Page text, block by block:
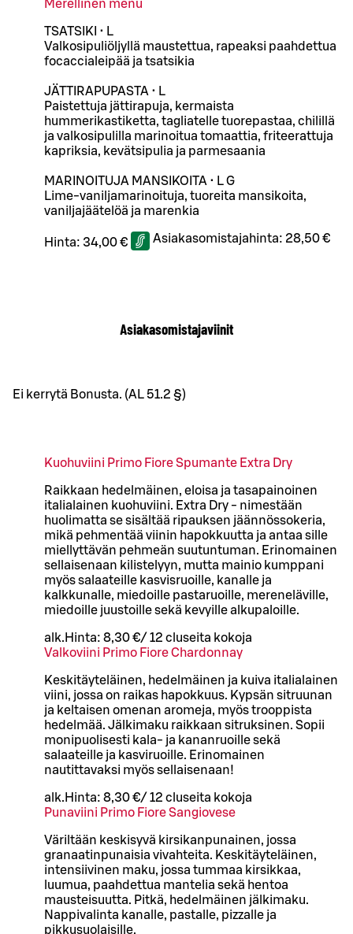
Merellinen menu
TSATSIKI • L
Valkosipuliöljyllä maustettua, rapeaksi paahdettua
focaccialeipää ja tsatsikia
JÄTTIRAPUPASTA • L
Paistettuja jättirapuja, kermaista
hummerikastiketta, tagliatelle tuorepastaa, chilillä
ja valkosipulilla marinoitua tomaattia, friteerattuja
kapriksia, kevätsipulia ja parmesaania
MARINOITUJA MANSIKOITA • L G
Lime-vaniljamarinoituja, tuoreita mansikoita,
vaniljajäätelöä ja marenkia
Hinta: 34,00 € Asiakasomistajahinta: 28,50 €
Asiakasomistajaviinit
Ei kerrytä Bonusta. (AL 51.2 §)
Kuohuviini Primo Fiore Spumante Extra Dry
Raikkaan hedelmäinen, eloisa ja tasapainoinen
italialainen kuohuviini. Extra Dry - nimestään
huolimatta se sisältää ripauksen jäännössokeria,
mikä pehmentää viinin hapokkuutta ja antaa sille
miellyttävän pehmeän suutuntuman. Erinomainen
sellaisenaan kilistelyyn, mutta mainio kumppani
myös salaateille kasvisruoille, kanalle ja
kalkkunalle, miedoille pastaruoille, mereneläville,
miedoille juustoille sekä kevyille alkupaloille.
alk. Hinta: 8,30 €/ 12 cl useita kokoja
Valkoviini Primo Fiore Chardonnay
Keskitäyteläinen, hedelmäinen ja kuiva italialainen
viini, jossa on raikas hapokkuus. Kypsän sitruunan
ja keltaisen omenan aromeja, myös trooppista
hedelmää. Jälkimaku raikkaan sitruksinen. Sopii
monipuolisesti kala- ja kananruoille sekä
salaateille ja kasviruoille. Erinomainen
nautittavaksi myös sellaisenaan!
alk. Hinta: 8,30 €/ 12 cl useita kokoja
Punaviini Primo Fiore Sangiovese
Väriltään keskisyvä kirsikanpunainen, jossa
granaatinpunaisia vivahteita. Keskitäyteläinen,
intensiivinen maku, jossa tummaa kirsikkaa,
luumua, paahdettua mantelia sekä hentoa
mausteisuutta. Pitkä, hedelmäinen jälkimaku.
Nappivalinta kanalle, pastalle, pizzalle ja
pikkusuolaisille.